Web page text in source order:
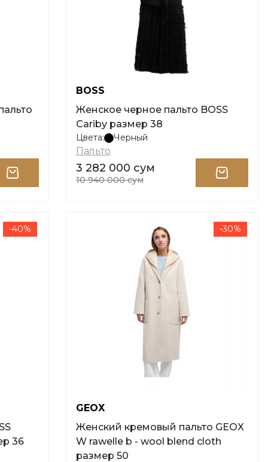
BOSS
Женское черное пальто BOSS
Cariby размер 38
Цвета: Черный
Пальто
3 282 000 сум
10 940 000 сум
-40%
36
-30%
GEOX
Женский кремовый пальто GEOX
W rawelle b - wool blend cloth
размер 50